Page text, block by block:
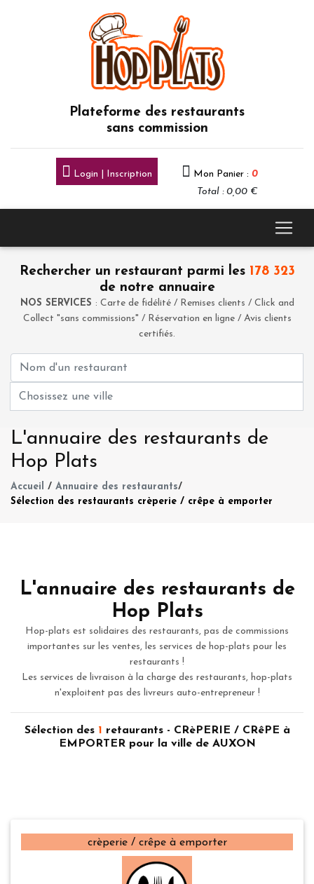
Plateforme des restaurants
sans commission
Login | Inscription Mon Panier : 0
Total : 0,00 €
Rechercher un restaurant parmi les 178 323
de notre annuaire
NOS SERVICES : Carte de fidélité / Remises clients / Click and
Collect "sans commissions" / Réservation en ligne / Avis clients
certifiés.
L'annuaire des restaurants de
Hop Plats
Accueil / Annuaire des restaurants/
Sélection des restaurants crèperie / crêpe à emporter
L'annuaire des restaurants de
Hop Plats
Hop-plats est solidaires des restaurants, pas de commissions
importantes sur les ventes, les services de hop-plats pour les
restaurants !
Les services de livraison à la charge des restaurants, hop-plats
n'exploitent pas des livreurs auto-entrepreneur !
Sélection des 1 retaurants - CRèPERIE / CRêPE à
EMPORTER pour la ville de AUXON
crèperie / crêpe à emporter